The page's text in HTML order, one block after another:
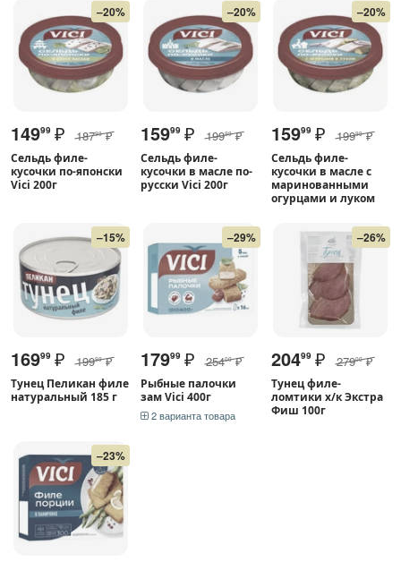
–20%
14999 ₽ 18799 ₽
Сельдь филе-
кусочки по-японски
Vici 200г
–20%
15999 ₽ 19999 ₽
Сельдь филе-
кусочки в масле по-
русски Vici 200г
–20%
15999 ₽ 19999 ₽
Сельдь филе-
кусочки в масле с
маринованными
огурцами и луком
–15%
16999 ₽ 19999 ₽
Тунец Пеликан филе
натуральный 185 г
–29%
17999 ₽ 25400 ₽
Рыбные палочки
зам Vici 400г
2 варианта товара
–26%
20499 ₽ 27900 ₽
Тунец филе-
ломтики х/к Экстра
Фиш 100г
–23%